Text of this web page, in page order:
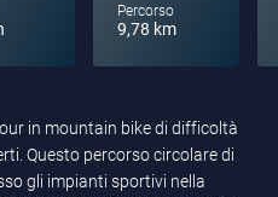
Percorso
9,78 km
in mountain bike di difficoltà
Questo percorso circolare di
gli impianti sportivi nella